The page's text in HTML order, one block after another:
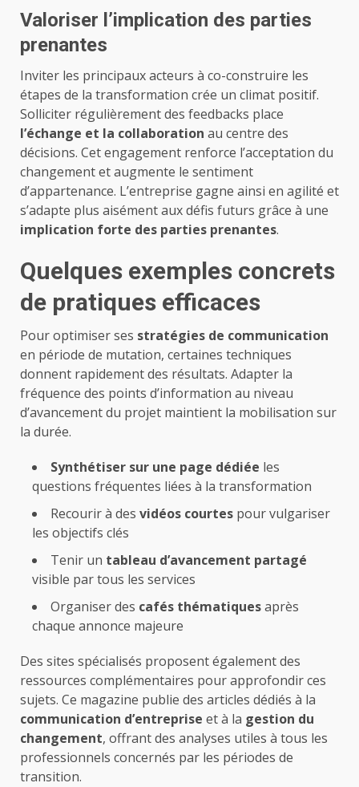
Valoriser l’implication des parties
prenantes
Inviter les principaux acteurs à co-construire les
étapes de la transformation crée un climat positif.
Solliciter régulièrement des feedbacks place
l’échange et la collaboration au centre des
décisions. Cet engagement renforce l’acceptation du
changement et augmente le sentiment
d’appartenance. L’entreprise gagne ainsi en agilité et
s’adapte plus aisément aux défis futurs grâce à une
implication forte des parties prenantes.
Quelques exemples concrets
de pratiques efficaces
Pour optimiser ses stratégies de communication
en période de mutation, certaines techniques
donnent rapidement des résultats. Adapter la
fréquence des points d’information au niveau
d’avancement du projet maintient la mobilisation sur
la durée.
Synthétiser sur une page dédiée les
questions fréquentes liées à la transformation
Recourir à des vidéos courtes pour vulgariser
les objectifs clés
Tenir un tableau d’avancement partagé
visible par tous les services
Organiser des cafés thématiquesaprès
chaque annonce majeure
Des sites spécialisés proposent également des
ressources complémentaires pour approfondir ces
sujets. Ce magazine publie des articles dédiés à la
communication d’entreprise et à la gestion du
changement, offrant des analyses utiles à tous les
professionnels concernés par les périodes de
transition.